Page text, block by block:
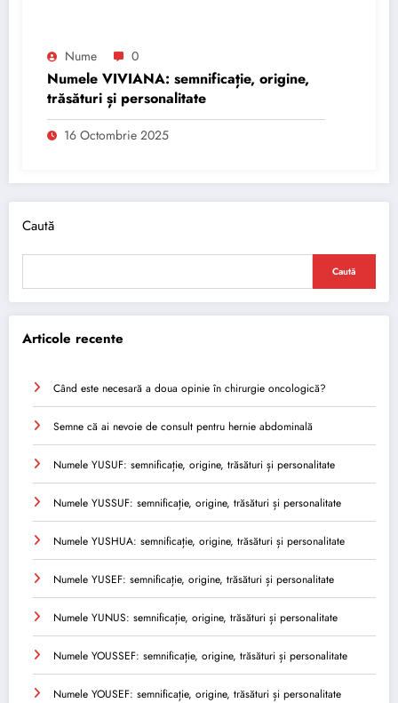
Nume 0
Numele VIVIANA: semnificație, origine,
trăsături și personalitate
16 Octombrie 2025
Caută
Caută
Articole recente
Când este necesară a doua opinie în chirurgie oncologică?
Semne că ai nevoie de consult pentru hernie abdominală
Numele YUSUF: semnificație, origine, trăsături și personalitate
Numele YUSSUF: semnificație, origine, trăsături și personalitate
Numele YUSHUA: semnificație, origine, trăsături și personalitate
Numele YUSEF: semnificație, origine, trăsături și personalitate
Numele YUNUS: semnificație, origine, trăsături și personalitate
Numele YOUSSEF: semnificație, origine, trăsături și personalitate
Numele YOUSEF: semnificație, origine, trăsături și personalitate